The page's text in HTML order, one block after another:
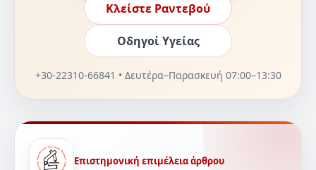
Κλείστε Ραντεβού
Οδηγοί Υγείας
+30-22310-66841 • Δευτέρα–Παρασκευή 07:00–13:30
Επιστημονική επιμέλεια άρθρου